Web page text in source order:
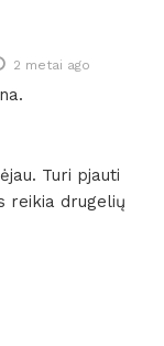
2 metai ago
Turi pjauti
reikia drugelių